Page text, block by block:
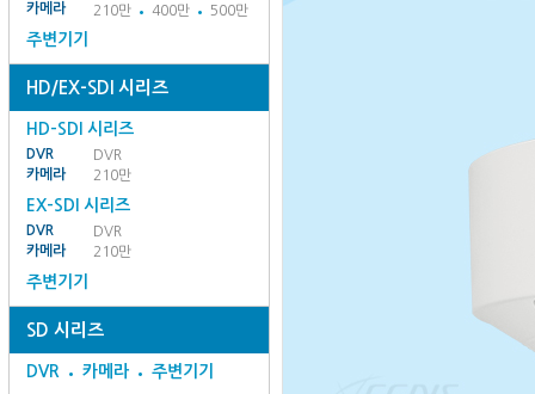
카메라
210만 400만 500만
주변기기
HD/EX-SDI 시리즈
HD-SDI 시리즈
DVR
DVR
카메라
210만
EX-SDI 시리즈
DVR
DVR
카메라
210만
주변기기
SD 시리즈
DVR 카메라 주변기기